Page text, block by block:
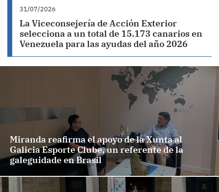
31/07/2026
La Viceconsejería de Acción Exterior
selecciona a un total de 15.173 canarios en
Venezuela para las ayudas del año 2026
Miranda reafirma el apoyo de la Xunta al
Galicia Esporte Clube, un referente de la
galeguidade en Brasil